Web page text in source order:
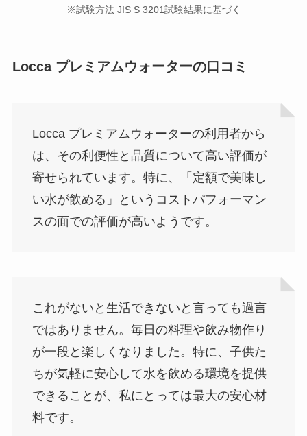
※試験方法 JIS S 3201試験結果に基づく
Locca プレミアムウォーターの口コミ
Locca プレミアムウォーターの利用者から
は、その利便性と品質について高い評価が
寄せられています。特に、「定額で美味し
い水が飲める」というコストパフォーマン
スの面での評価が高いようです。
これがないと生活できないと言っても過言
ではありません。毎日の料理や飲み物作り
が一段と楽しくなりました。特に、子供た
ちが気軽に安心して水を飲める環境を提供
できることが、私にとっては最大の安心材
料です。